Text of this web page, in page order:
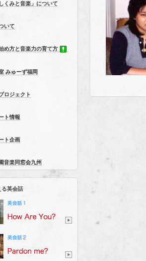
くみと音楽」について
いて
め方と音楽力の育て方
みゅーず福岡
ロジェクト
ト情報
ト企画
音楽同窓会九州
る英会話